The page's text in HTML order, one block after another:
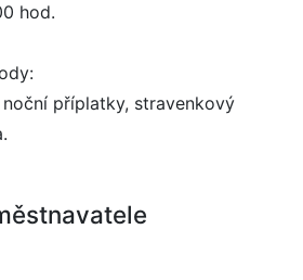
hod.
příplatky, stravenkový